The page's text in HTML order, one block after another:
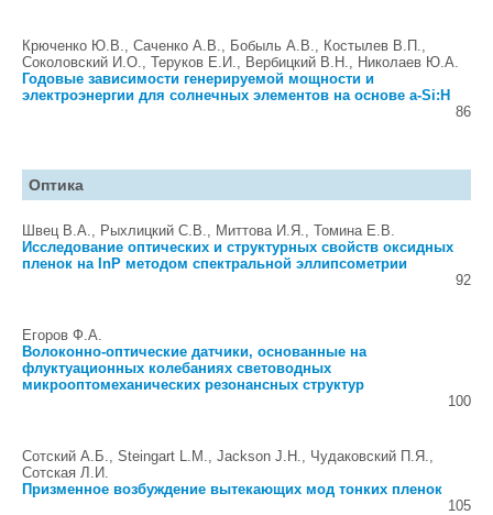
Крюченко Ю.В., Саченко А.В., Бобыль А.В., Костылев В.П.,
Соколовский И.О., Теруков Е.И., Вербицкий В.Н., Николаев Ю.А.
Годовые зависимости генерируемой мощности и
электроэнергии для солнечных элементов на основе a-Si:H
86
Оптика
Швец В.А., Рыхлицкий С.В., Миттова И.Я., Томина Е.В.
Исследование оптических и структурных свойств оксидных
пленок на InP методом спектральной эллипсометрии
92
Егоров Ф.А.
Волоконно-оптические датчики, основанные на
флуктуационных колебаниях световодных
микрооптомеханических резонансных структур
100
Сотский А.Б., Steingart L.M., Jackson J.H., Чудаковский П.Я.,
Сотская Л.И.
Призменное возбуждение вытекающих мод тонких пленок
105